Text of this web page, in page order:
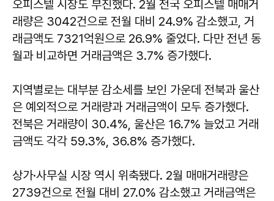
오피스텔 시장도 부진했다. 2월 전국 오피스텔 매매거
래량은 3042건으로 전월 대비 24.9% 감소했고, 거
래금액도 7321억원으로 26.9% 줄었다. 다만 전년 동
월과 비교하면 거래금액은 3.7% 증가했다.
지역별로는 대부분 감소세를 보인 가운데 전북과 울산
은 예외적으로 거래량과 거래금액이 모두 증가했다.
전북은 거래량이 30.4%, 울산은 16.7% 늘었고 거래
금액도 각각 59.3%, 36.8% 증가했다.
상가·사무실 시장 역시 위축됐다. 2월 매매거래량은
2739건으로 전월 대비 27.0% 감소했고 거래금액은